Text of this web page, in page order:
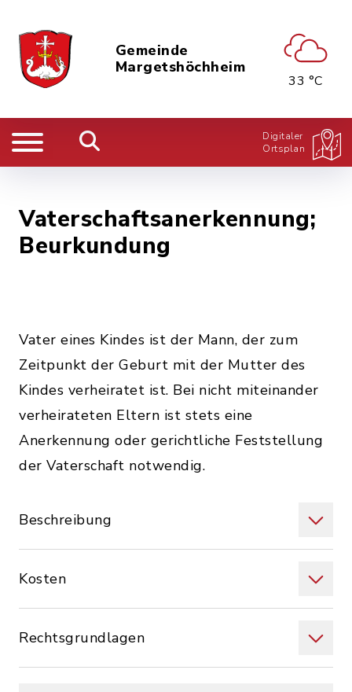
Gemeinde
Margetshöchheim
33 °C
Digitaler
Ortsplan
Vaterschaftsanerkennung;
Beurkundung
Vater eines Kindes ist der Mann, der zum
Zeitpunkt der Geburt mit der Mutter des
Kindes verheiratet ist. Bei nicht miteinander
verheirateten Eltern ist stets eine
Anerkennung oder gerichtliche Feststellung
der Vaterschaft notwendig.
Beschreibung
Kosten
Rechtsgrundlagen